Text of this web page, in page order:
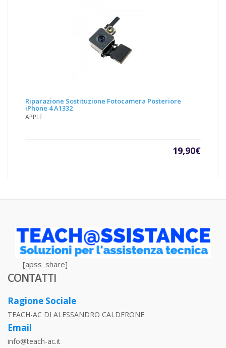
Riparazione Sostituzione Fotocamera Posteriore
iPhone 4 A1332
APPLE
19,90€
[apss_share]
CONTATTI
Ragione Sociale
TEACH-AC DI ALESSANDRO CALDERONE
Email
info@teach-ac.it